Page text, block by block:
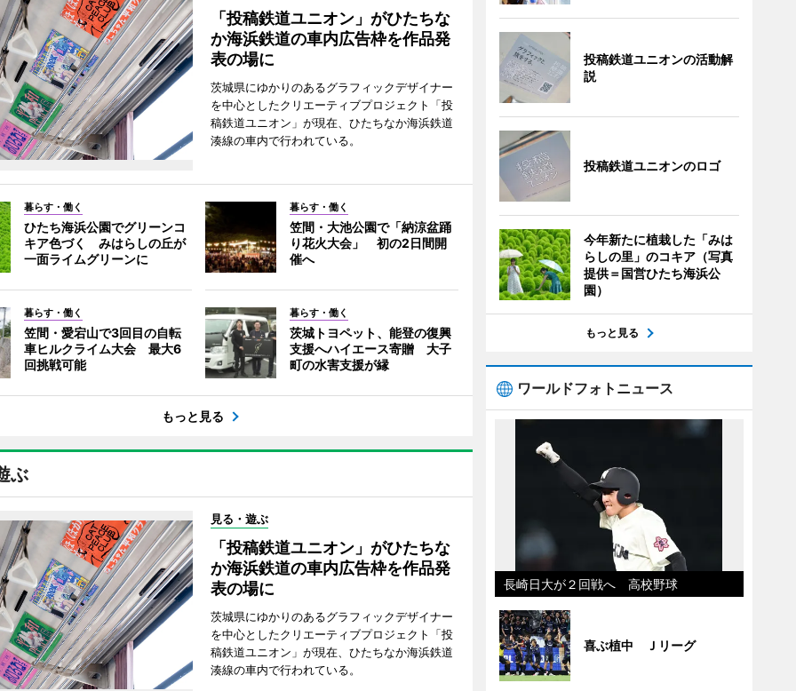
「投稿鉄道ユニオン」がひたちな
か海浜鉄道の車内広告枠を作品発
表の場に
茨城県にゆかりのあるグラフィックデザイナー
を中心としたクリエーティブプロジェクト「投
稿鉄道ユニオン」が現在、ひたちなか海浜鉄道
湊線の車内で行われている。
暮らす・働く
ひたち海浜公園でグリーンコ
キア色づく みはらしの丘が
一面ライムグリーンに
暮らす・働く
笠間・大池公園で「納涼盆踊
り花火大会」 初の2日間開
催へ
暮らす・働く
笠間・愛宕山で3回目の自転
車ヒルクライム大会 最大6
回挑戦可能
暮らす・働く
茨城トヨペット、能登の復興
支援へハイエース寄贈 大子
町の水害支援が縁
もっと見る
ぶ
見る・遊ぶ
「投稿鉄道ユニオン」がひたちな
か海浜鉄道の車内広告枠を作品発
表の場に
茨城県にゆかりのあるグラフィックデザイナー
を中心としたクリエーティブプロジェクト「投
稿鉄道ユニオン」が現在、ひたちなか海浜鉄道
湊線の車内で行われている。
投稿鉄道ユニオンの活動解
説
投稿鉄道ユニオンのロゴ
今年新たに植栽した「みは
らしの里」のコキア（写真
提供＝国営ひたち海浜公
園）
もっと見る
ワールドフォトニュース
長崎日大が２回戦へ 高校野球
喜ぶ植中 Ｊリーグ